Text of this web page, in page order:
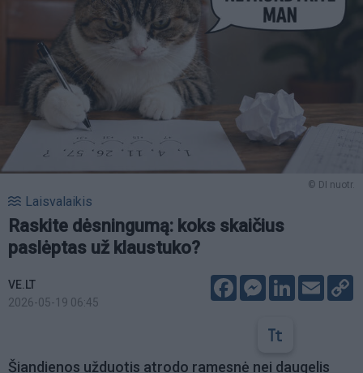
© DI nuotr.
Laisvalaikis
Raskite dėsningumą: koks skaičius
paslėptas už klaustuko?
VE.LT
2026-05-19 06:45
FacebookMessenger
LinkedIn
Email
Šiandienos užduotis atrodo ramesnė nei daugelis